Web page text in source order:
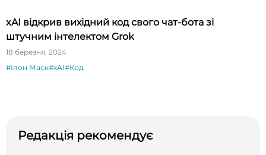
xAI відкрив вихідний код свого чат-бота зі
штучним інтелектом Grok
18 березня, 2024
#Ілон Маск#xAI#Код
Редакція рекомендує